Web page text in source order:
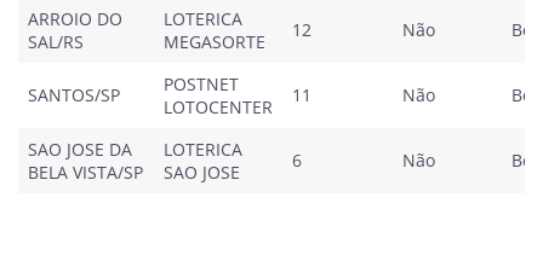
ARROIO DO
SAL/RS
LOTERICA
MEGASORTE
12 Não
SANTOS/SP
POSTNET
LOTOCENTER
11 Não
SAO JOSE DA
BELA VISTA/SP
LOTERICA
SAO JOSE
6 Não